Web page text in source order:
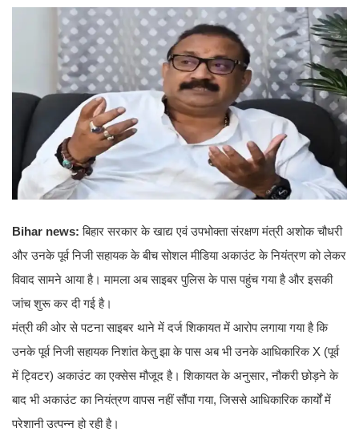
Bihar news:बिहार सरकार के खाद्य एवं उपभोक्ता संरक्षण मंत्री अशोक चौधरी
और उनके पूर्व निजी सहायक के बीच सोशल मीडिया अकाउंट के नियंत्रण को लेकर
विवाद सामने आया है। मामला अब साइबर पुलिस के पास पहुंच गया है और इसकी
जांच शुरू कर दी गई है।
मंत्री की ओर से पटना साइबर थाने में दर्ज शिकायत में आरोप लगाया गया है कि
उनके पूर्व निजी सहायक निशांत केतु झा के पास अब भी उनके आधिकारिक X (पूर्व
में ट्विटर) अकाउंट का एक्सेस मौजूद है। शिकायत के अनुसार, नौकरी छोड़ने के
बाद भी अकाउंट का नियंत्रण वापस नहीं सौंपा गया, जिससे आधिकारिक कार्यों में
परेशानी उत्पन्न हो रही है।